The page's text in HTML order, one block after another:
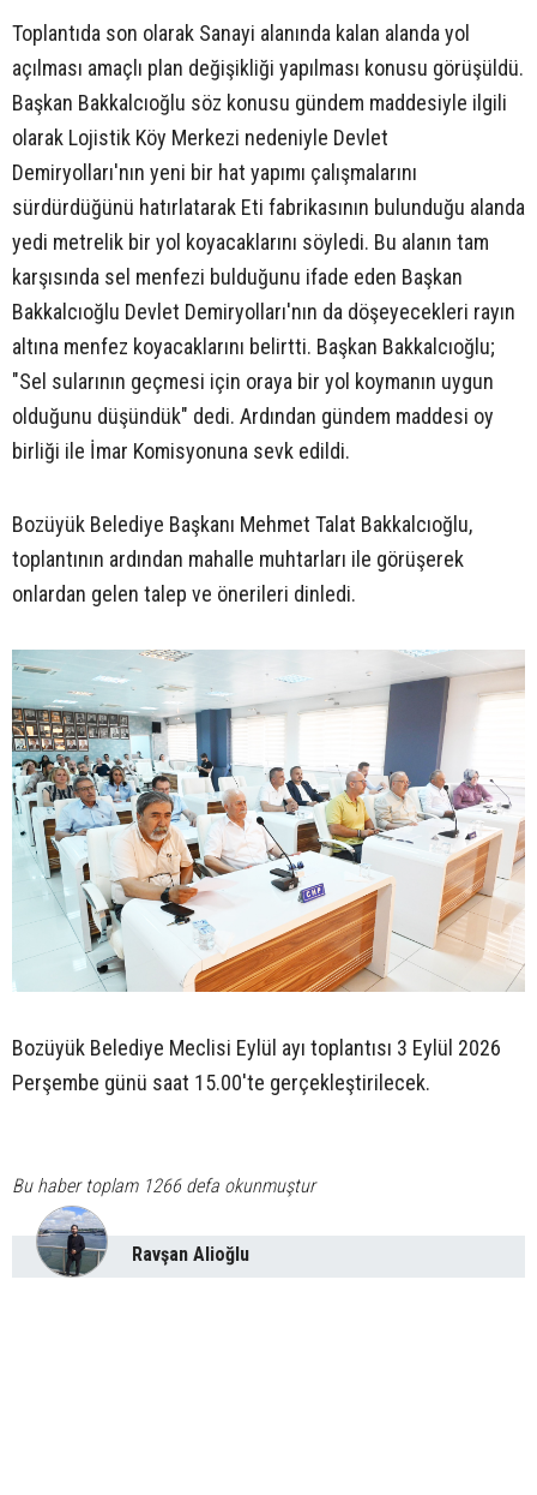
Toplantıda son olarak Sanayi alanında kalan alanda yol
açılması amaçlı plan değişikliği yapılması konusu görüşüldü.
Başkan Bakkalcıoğlu söz konusu gündem maddesiyle ilgili
olarak Lojistik Köy Merkezi nedeniyle Devlet
Demiryolları'nın yeni bir hat yapımı çalışmalarını
sürdürdüğünü hatırlatarak Eti fabrikasının bulunduğu alanda
yedi metrelik bir yol koyacaklarını söyledi. Bu alanın tam
karşısında sel menfezi bulduğunu ifade eden Başkan
Bakkalcıoğlu Devlet Demiryolları'nın da döşeyecekleri rayın
altına menfez koyacaklarını belirtti. Başkan Bakkalcıoğlu;
"Sel sularının geçmesi için oraya bir yol koymanın uygun
olduğunu düşündük" dedi. Ardından gündem maddesi oy
birliği ile İmar Komisyonuna sevk edildi.
Bozüyük Belediye Başkanı Mehmet Talat Bakkalcıoğlu,
toplantının ardından mahalle muhtarları ile görüşerek
onlardan gelen talep ve önerileri dinledi.
Bozüyük Belediye Meclisi Eylül ayı toplantısı 3 Eylül 2026
Perşembe günü saat 15.00'te gerçekleştirilecek.
Bu haber toplam 1266 defa okunmuştur
Ravşan Alioğlu